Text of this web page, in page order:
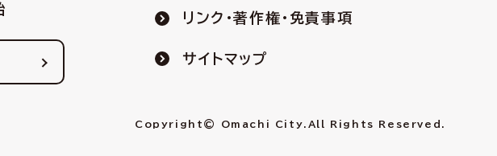
リンク・著作権・免責事項
サイトマップ
Copyright© Omachi City. All Rights Reserved.